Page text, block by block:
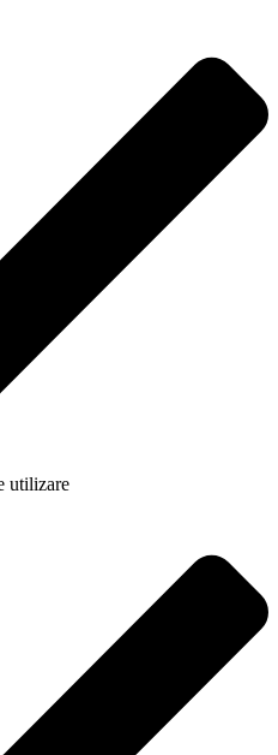
utilizare